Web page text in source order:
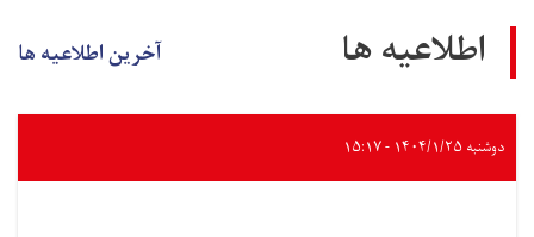
اطلاعیه ها آخرین اطلاعیه ها
دوشنبه ۱۴۰۴/۱/۲۵ - ۱۵:۱۷